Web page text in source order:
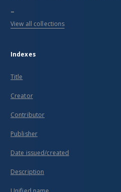
...
View all collections
Indexes
Title
Creator
Contributor
Publisher
Date issued/created
Description